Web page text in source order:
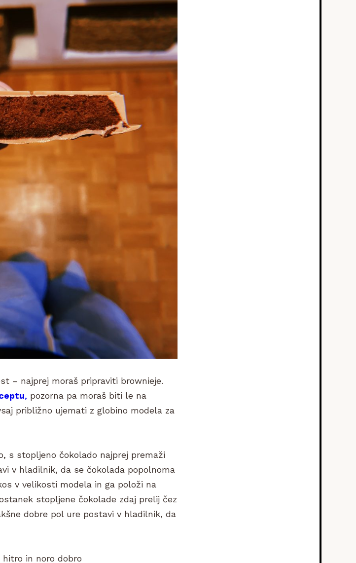
– najprej moraš pripraviti brownieje.
, pozorna pa moraš biti le na
približno ujemati z globino modela za
s stopljeno čokolado najprej premaži
v hladilnik, da se čokolada popolnoma
v velikosti modela in ga položi na
stopljene čokolade zdaj prelij čez
dobre pol ure postavi v hladilnik, da
in noro dobro